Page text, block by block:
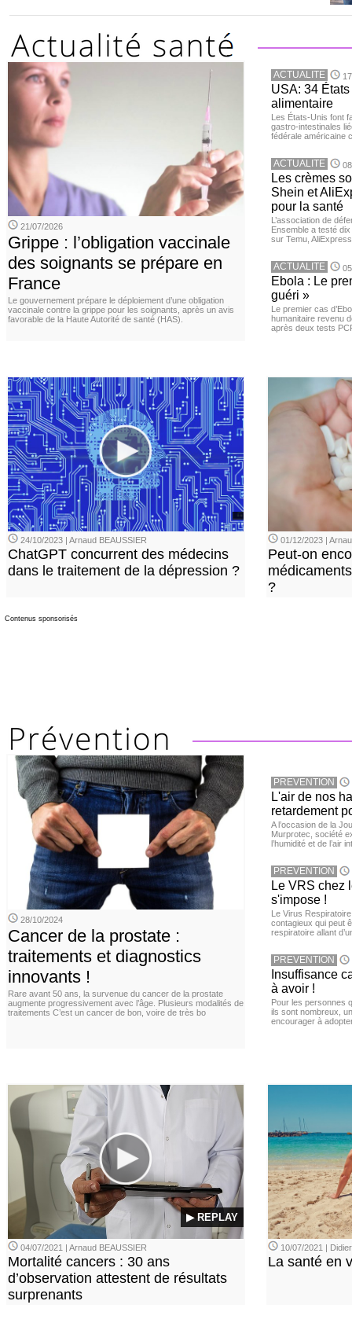
21/07/2026
Grippe : l’obligation vaccinale
des soignants se prépare en
France
Le gouvernement prépare le déploiement d’une obligation
vaccinale contre la grippe pour les soignants, après un avis
favorable de la Haute Autorité de santé (HAS).
ACTUALITE
USA: 34
alimentaire
Les États-Unis font
gastro-intestinales
fédérale américaine
ACTUALITE
Les crèmes
Shein et
pour la santé
L’association de
Ensemble a testé
sur Temu,
ACTUALITE
Ebola : Le
guéri »
Le premier cas
humanitaire revenu
après deux tests
24/10/2023 | Arnaud BEAUSSIER
ChatGPT concurrent des médecins
dans le traitement de la dépression ?
01/12/2023 |
Peut-on
?
Contenus sponsorisés
28/10/2024
Cancer de la prostate :
traitements et diagnostics
innovants !
Rare avant 50 ans, la survenue du cancer de la prostate
augmente progressivement avec l’âge. Plusieurs modalités de
traitements C’est un cancer de bon, voire de très bo
PREVENTION
L'air de nos
retardement
A l’occasion de la
Murprotec, société
l’humidité et de l’air
PREVENTION
Le VRS chez
s'impose !
Le Virus
contagieux qui peut
respiratoire allant
PREVENTION
Insuffisance
à avoir !
Pour les personnes
ils sont nombreux,
encourager à
▶ REPLAY
04/07/2021 | Arnaud BEAUSSIER
Mortalité cancers : 30 ans
d’observation attestent de résultats
surprenants
10/07/2021 |
La santé en